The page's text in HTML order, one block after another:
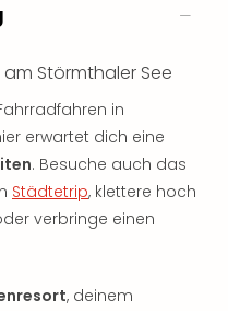
Störmthaler See
in
erwartet dich eine
. Besuche auch das
Städtetrip, klettere hoch
verbringe einen
, deinem